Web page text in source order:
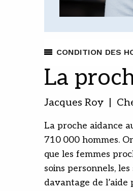
CONDITION DES
La
Jacques Roy |
La proche aidance
710 000 hommes.
que les femmes
soins personnels,
davantage de